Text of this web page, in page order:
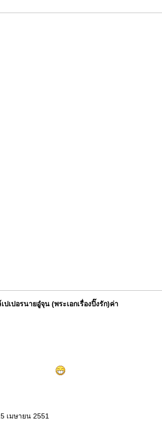
เปอรนายอู๋จุน (พระเอกเรื่องปิ๊งรัก)ค่า
เมษายน 2551